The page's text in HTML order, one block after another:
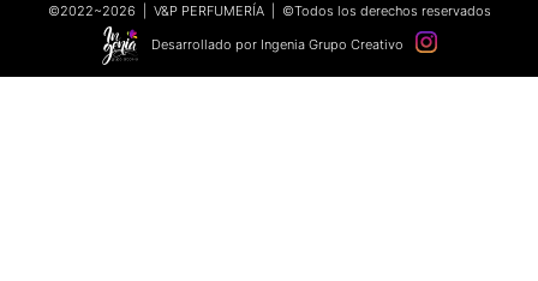
©2022~2026 | V&P PERFUMERÍA | ©Todos los derechos reservados
Desarrollado por Ingenia Grupo Creativo